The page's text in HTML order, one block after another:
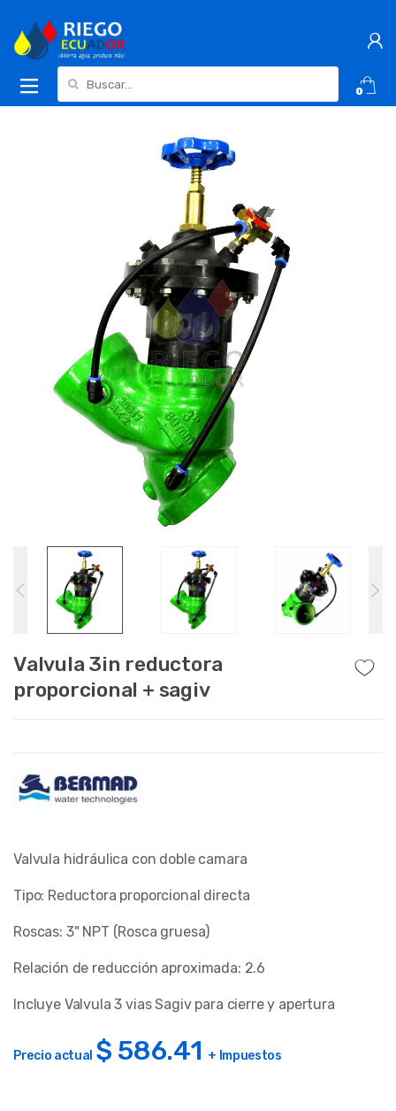
Buscar:
0
Valvula 3in reductora
proporcional + sagiv
Valvula hidráulica con doble camara
Tipo: Reductora proporcional directa
Roscas: 3" NPT (Rosca gruesa)
Relación de reducción aproximada: 2.6
Incluye Valvula 3 vias Sagiv para cierre y apertura
Precio actual $ 586.41 + Impuestos